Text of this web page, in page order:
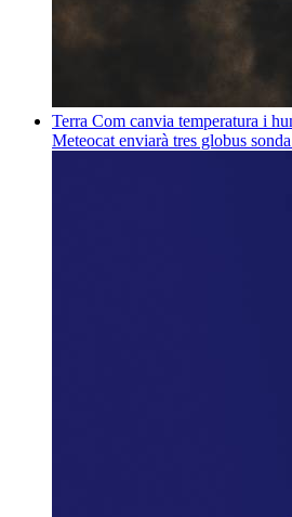
Terra Com canvia temperatura i
Meteocat enviarà tres globus sonda